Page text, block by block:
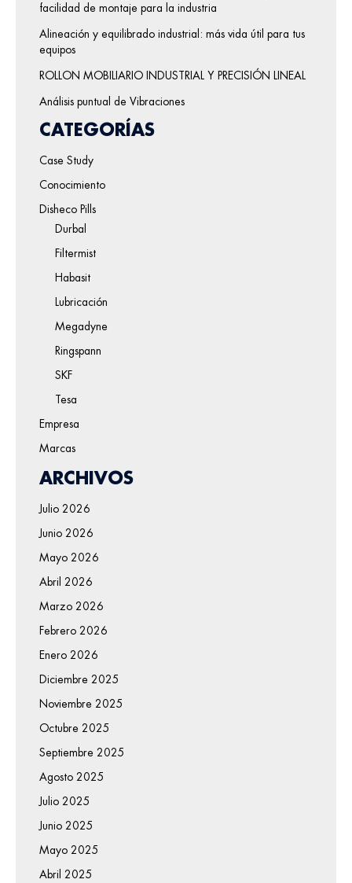
facilidad de montaje para la industria
Alineación y equilibrado industrial: más vida útil para tus
equipos
ROLLON MOBILIARIO INDUSTRIAL Y PRECISIÓN LINEAL
Análisis puntual de Vibraciones
CATEGORÍAS
Case Study
Conocimiento
Disheco Pills
Durbal
Filtermist
Habasit
Lubricación
Megadyne
Ringspann
SKF
Tesa
Empresa
Marcas
ARCHIVOS
Julio 2026
Junio 2026
Mayo 2026
Abril 2026
Marzo 2026
Febrero 2026
Enero 2026
Diciembre 2025
Noviembre 2025
Octubre 2025
Septiembre 2025
Agosto 2025
Julio 2025
Junio 2025
Mayo 2025
Abril 2025